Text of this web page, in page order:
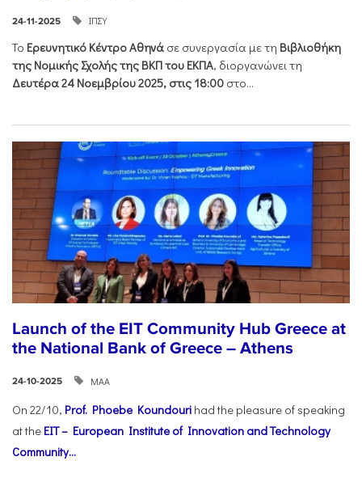
24-11-2025 ΙΠΣΥ
Το Ερευνητικό Κέντρο Αθηνά σε συνεργασία με τη Βιβλιοθήκη
της Νομικής Σχολής της ΒΚΠ του ΕΚΠΑ, διοργανώνει τη
Δευτέρα 24 Νοεμβρίου 2025, στις 18:00 στο...
Launch of the EIT Community Hub Greece at
the National Bank of Greece – Athens
24-10-2025 ΜΑΑ
On 22/10, Prof. Phoebe Koundouri had the pleasure of speaking
at the EIT – European Institute of Innovation and Technology
Community...